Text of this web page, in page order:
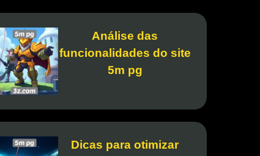
Análise das
funcionalidades do site
5m pg
Dicas para otimizar